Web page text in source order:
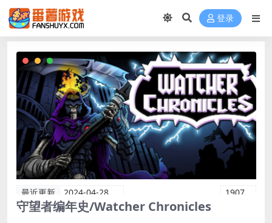
登录
最近更新 2024-04-28 1907
守望者编年史/Watcher Chronicles